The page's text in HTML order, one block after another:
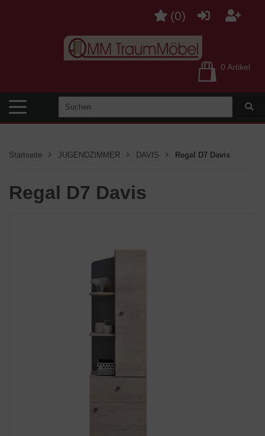
(0)
0 Artikel
Startseite JUGENDZIMMER DAVIS Regal D7 Davis
Regal D7 Davis